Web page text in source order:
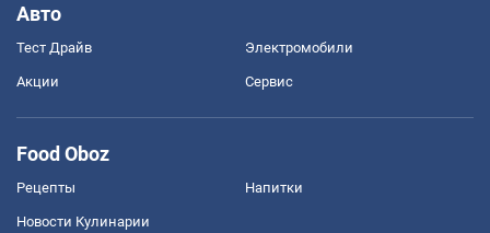
Авто
Тест Драйв Электромобили
Акции Сервис
Food Oboz
Рецепты Напитки
Новости Кулинарии